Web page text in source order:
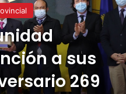
a sus
269